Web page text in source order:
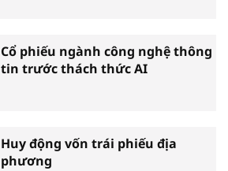
Cổ phiếu ngành công nghệ thông
tin trước thách thức AI
Huy động vốn trái phiếu địa
phương